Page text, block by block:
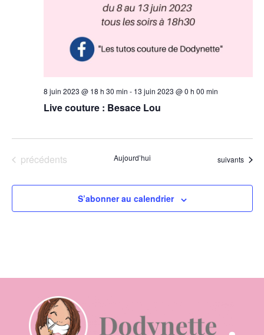
Live couture : Besace Lou
8 juin 2023 @ 18 h 30 min - 13 juin 2023 @ 0 h 00 min
Évènements
précédents Aujourd’hui Évènements
suivants
S’abonner au calendrier